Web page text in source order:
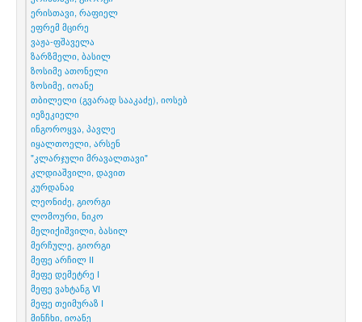
ერისთავი, რაფიელ
ეფრემ მცირე
ვაჟა-ფშაველა
ზარზმელი, ბასილ
ზოსიმე ათონელი
ზოსიმე, იოანე
თბილელი (გვარად სააკაძე), იოსებ
იეზეკიელი
ინგოროყვა, პავლე
იყალთოელი, არსენ
"კლარჯული მრავალთავი"
კლდიაშვილი, დავით
კურდანაჲ
ლეონიძე, გიორგი
ლომოური, ნიკო
მელიქიშვილი, ბასილ
მერჩულე, გიორგი
მეფე არჩილ II
მეფე დემეტრე I
მეფე ვახტანგ VI
მეფე თეიმურაზ I
მინჩხი, იოანე